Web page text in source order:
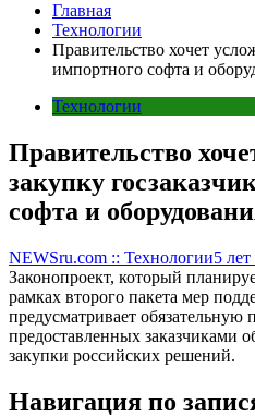
Главная
Технологии
Правительство хочет
импортного софта и
Технологии
Правительство
закупку
софта и
NEWSru.com :: Технологии5 лет
Законопроект, который
рамках второго пакета мер
предусматривает обязательную
предоставленных заказчиками
закупки российских решений.
Навигация по